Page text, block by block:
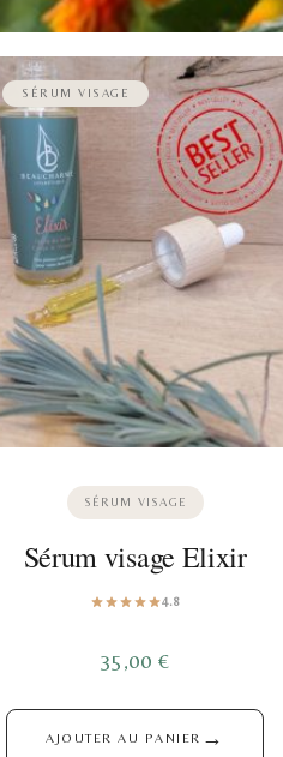
SÉRUM VISAGE
SÉRUM VISAGE
Sérum visage Elixir
4.8
35,00 €
AJOUTER AU PANIER →